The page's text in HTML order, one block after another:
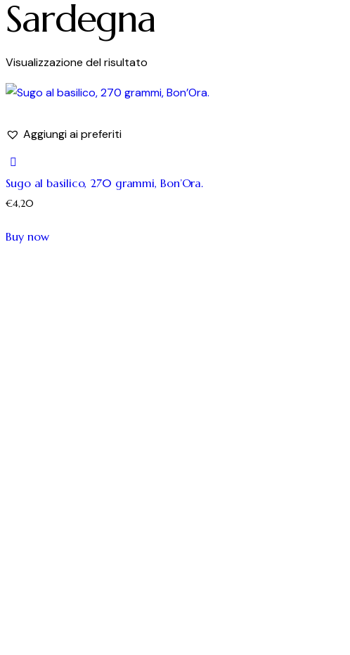
Sardegna
Visualizzazione del risultato
Aggiungi ai preferiti
Sugo al basilico, 270 grammi, Bon’Ora.
€4,20
Buy now